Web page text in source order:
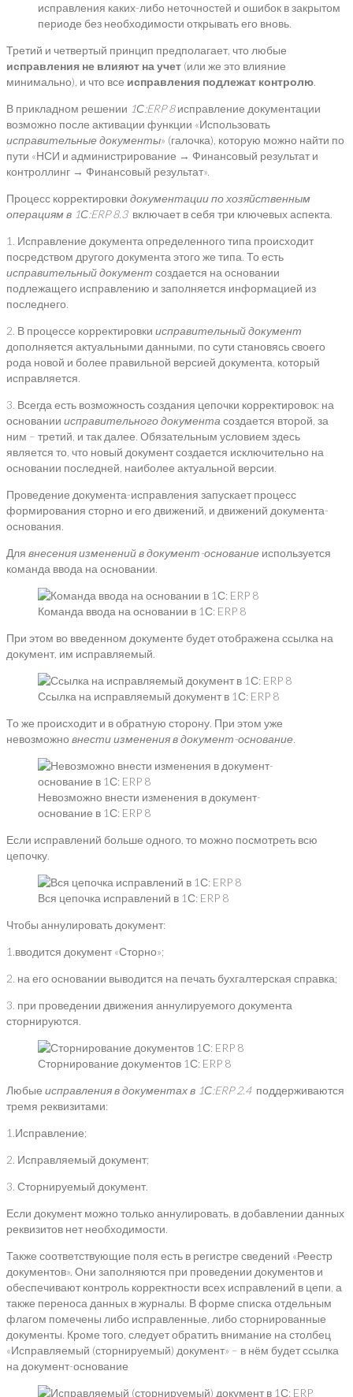
исправления каких-либо неточностей и ошибок в закрытом
периоде без необходимости открывать его вновь.
Третий и четвертый принцип предполагает, что любые
исправления не влияют на учет (или же это влияние
минимально), и что все исправления подлежат контролю.
В прикладном решении 1С:ERP8исправление документации
возможно после активации функции «Использовать
исправительные документы» (галочка), которую можно найти по
пути «НСИ и администрирование → Финансовый результат и
контроллинг → Финансовый результат».
Процесс корректировки документации по хозяйственным
операциям в 1С:ERP8.3включает в себя три ключевых аспекта.
1. Исправление документа определенного типа происходит
посредством другого документа этого же типа. То есть
исправительный документ создается на основании
подлежащего исправлению и заполняется информацией из
последнего.
2. В процессе корректировки исправительный документ
дополняется актуальными данными, по сути становясь своего
рода новой и более правильной версией документа, который
исправляется.
3. Всегда есть возможность создания цепочки корректировок: на
основании исправительного документа создается второй, за
ним – третий, и так далее. Обязательным условием здесь
является то, что новый документ создается исключительно на
основании последней, наиболее актуальной версии.
Проведение документа-исправления запускает процесс
формирования сторно и его движений, и движений документа-
основания.
Для внесения изменений в документ-основание используется
команда ввода на основании.
Команда ввода на основании в 1С: ERP 8
При этом во введенном документе будет отображена ссылка на
документ, им исправляемый.
Ссылка на исправляемый документ в 1С: ERP 8
То же происходит и в обратную сторону. При этом уже
невозможно внести изменения в документ-основание.
Невозможно внести изменения в документ-
основание в 1С: ERP 8
Если исправлений больше одного, то можно посмотреть всю
цепочку.
Вся цепочка исправлений в 1С: ERP 8
Чтобы аннулировать документ:
1.вводится документ «Сторно»;
2. на его основании выводится на печать бухгалтерская справка;
3. при проведении движения аннулируемого документа
сторнируются.
Сторнирование документов 1С: ERP 8
Любые исправления в документах в 1С:ERP2.4поддерживаются
тремя реквизитами:
1.Исправление;
2. Исправляемый документ;
3. Сторнируемый документ.
Если документ можно только аннулировать, в добавлении данных
реквизитов нет необходимости.
Также соответствующие поля есть в регистре сведений «Реестр
документов». Они заполняются при проведении документов и
обеспечивают контроль корректности всех исправлений в цепи, а
также переноса данных в журналы. В форме списка отдельным
флагом помечены либо исправленные, либо сторнированные
документы. Кроме того, следует обратить внимание на столбец
«Исправляемый (сторнируемый) документ» – в нём будет ссылка
на документ-основание